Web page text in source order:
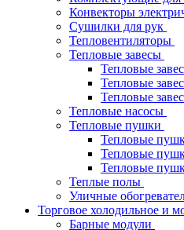
Конвекторы
Сушилки для рук
Тепловентиляторы
Тепловые завесы
Тепловые
Тепловые
Тепловые
Тепловые насосы
Тепловые пушки
Тепловые
Тепловые
Тепловые
Теплые полы
Уличные
Торговое холодильное и
Барные модули